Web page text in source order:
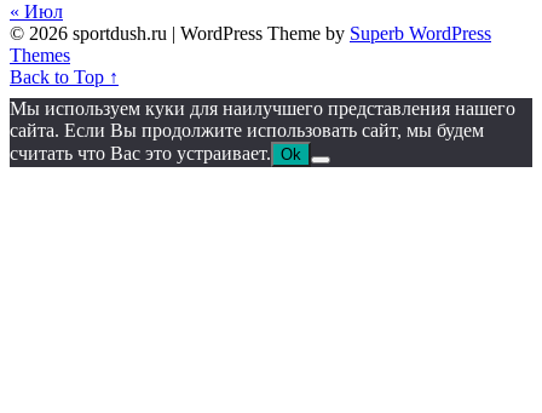
« Июл
© 2026 sportdush.ru | WordPress Theme by Superb WordPress
Themes
Back to Top ↑
Мы используем куки для наилучшего представления нашего
сайта. Если Вы продолжите использовать сайт, мы будем
считать что Вас это устраивает. Ok